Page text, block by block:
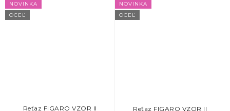
NOVINKA
OCEĽ
Reťaz FIGARO VZOR II
NOVINKA
OCEĽ
Reťaz FIGARO VZOR II